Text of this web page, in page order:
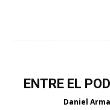
ENTRE EL
Daniel